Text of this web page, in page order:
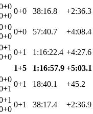
0+0 38:16.8 +2:36.3
0+0 57:40.7 +4:08.4
0+1 1:16:22.4 +4:27.6
1+5 1:16:57.9 +5:03.1
0+1 18:40.1 +45.2
0+1 38:17.4 +2:36.9